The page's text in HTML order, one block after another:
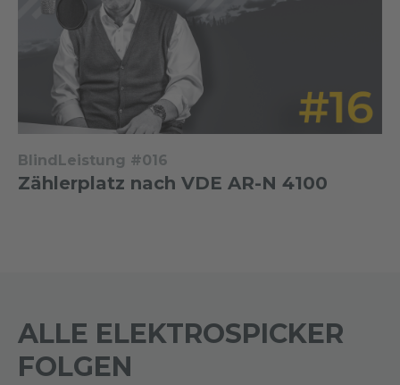
BlindLeistung #016
Zählerplatz nach VDE AR-N 4100
ALLE ELEKTROSPICKER
FOLGEN